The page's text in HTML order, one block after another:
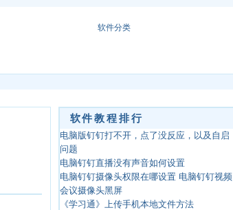
软件分类
软件教程排行
电脑版钉钉打不开，点了没反应，以及自启
问题
电脑钉钉直播没有声音如何设置
电脑钉钉摄像头权限在哪设置 电脑钉钉视频
会议摄像头黑屏
《学习通》上传手机本地文件方法